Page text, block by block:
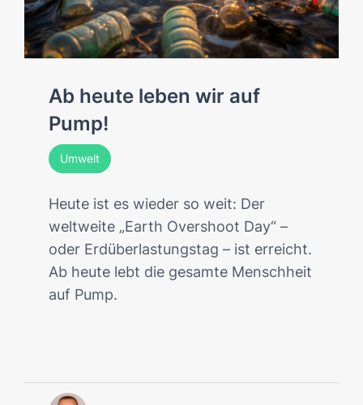
Ab heute leben wir auf
Pump!
Umwelt
Heute ist es wieder so weit: Der
weltweite „Earth Overshoot Day“ –
oder Erdüberlastungstag – ist erreicht.
Ab heute lebt die gesamte Menschheit
auf Pump.